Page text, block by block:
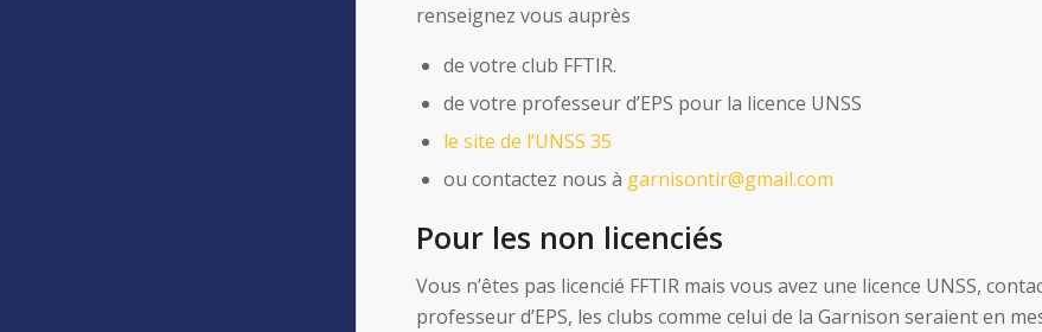
renseignez vous auprès
de votre club FFTIR.
de votre professeur d’EPS pour la licence UNSS
le site de l’UNSS 35
ou contactez nous à garnisontir@gmail.com
Pour les non licenciés
Vous n’êtes pas licencié FFTIR mais vous avez une licence UNSS,
professeur d’EPS, les clubs comme celui de la Garnison seraient en